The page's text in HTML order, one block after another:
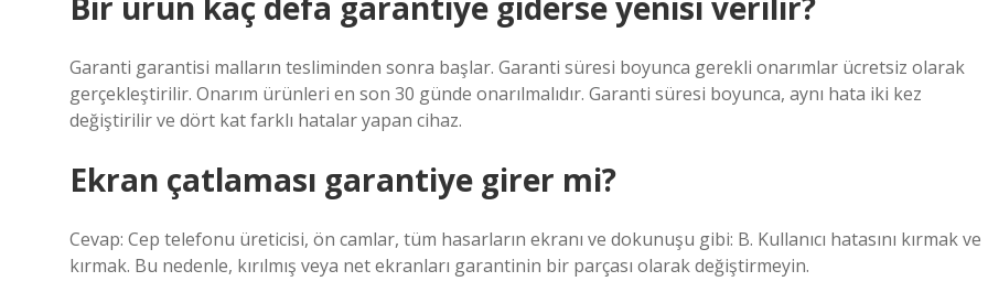
Garanti garantisi malların tesliminden sonra başlar. Garanti süresi boyunca gerekli onarımlar ücretsiz olarak
gerçekleştirilir. Onarım ürünleri en son 30 günde onarılmalıdır. Garanti süresi boyunca, aynı hata iki kez
değiştirilir ve dört kat farklı hatalar yapan cihaz.
Ekran çatlaması garantiye girer mi?
Cevap: Cep telefonu üreticisi, ön camlar, tüm hasarların ekranı ve dokunuşu gibi: B. Kullanıcı hatasını kırmak ve
kırmak. Bu nedenle, kırılmış veya net ekranları garantinin bir parçası olarak değiştirmeyin.